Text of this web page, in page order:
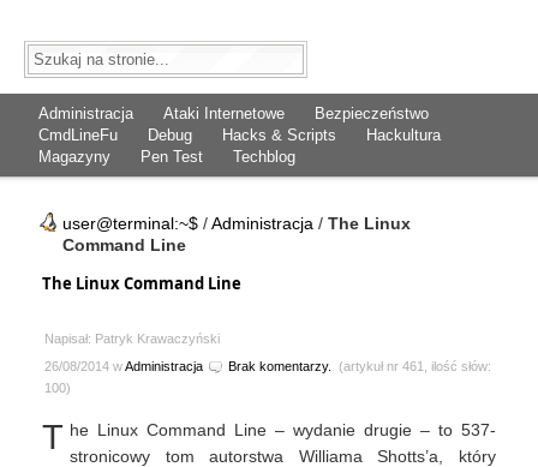
Administracja Ataki Internetowe
Bezpieczeństwo
CmdLineFu
Debug Hacks & Scripts
Hackultura
Magazyny
Pen Test Techblog
user@terminal:~$ /Administracja / The Linux
Command Line
The Linux Command Line
Napisał: Patryk Krawaczyński
26/08/2014 wAdministracja Brak komentarzy.
(artykuł nr 461, ilość słów:
100)
T he Linux Command Line – wydanie drugie – to 537-
stronicowy tom autorstwa Williama Shotts’a, który